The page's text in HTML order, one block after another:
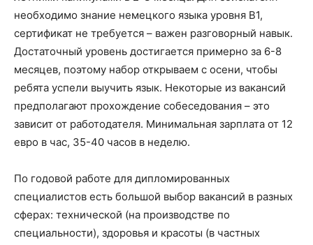
необходимо знание немецкого языка уровня B1,
сертификат не требуется – важен разговорный навык.
Достаточный уровень достигается примерно за 6-8
месяцев, поэтому набор открываем с осени, чтобы
ребята успели выучить язык. Некоторые из вакансий
предполагают прохождение собеседования – это
зависит от работодателя. Минимальная зарплата от 12
евро в час, 35-40 часов в неделю.
По годовой работе для дипломированных
специалистов есть большой выбор вакансий в разных
сферах: технической (на производстве по
специальности), здоровья и красоты (в частных